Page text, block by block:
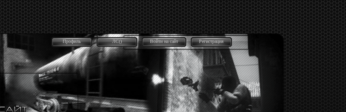
Профиль ЛС() Войти на сайт Регистрация